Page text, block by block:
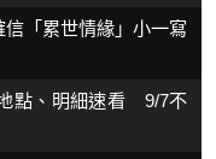
「累世情緣」小一寫
點、明細速看 9/7不